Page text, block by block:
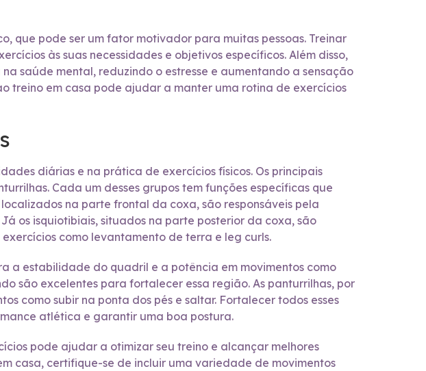
que pode ser um fator motivador para muitas pessoas. Treinar
às suas necessidades e objetivos específicos. Além disso,
saúde mental, reduzindo o estresse e aumentando a sensação
treino em casa pode ajudar a manter uma rotina de exercícios
diárias e na prática de exercícios físicos. Os principais
Cada um desses grupos tem funções específicas que
na parte frontal da coxa, são responsáveis pela
os isquiotibiais, situados na parte posterior da coxa, são
como levantamento de terra e leg curls.
a estabilidade do quadril e a potência em movimentos como
são excelentes para fortalecer essa região. As panturrilhas, por
como subir na ponta dos pés e saltar. Fortalecer todos esses
atlética e garantir uma boa postura.
pode ajudar a otimizar seu treino e alcançar melhores
casa, certifique-se de incluir uma variedade de movimentos